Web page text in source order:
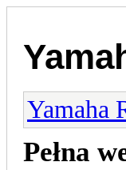
Yamaha
Pełna